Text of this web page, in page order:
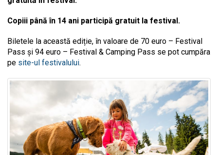
Copiii până în 14 ani participă gratuit la festival.
Biletele la această ediție, în valoare de 70 euro – Festival
Pass și 94 euro – Festival & Camping Pass se pot cumpăra
pe site-ul festivalului.